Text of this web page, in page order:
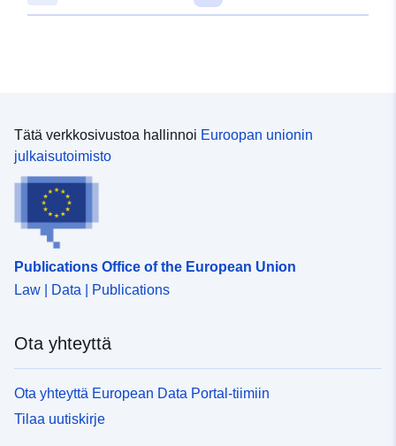
Tätä verkkosivustoa hallinnoi Euroopan unionin
julkaisutoimisto
Publications Office of the European Union
Law | Data | Publications
Ota yhteyttä
Ota yhteyttä European Data Portal-tiimiin
Tilaa uutiskirje